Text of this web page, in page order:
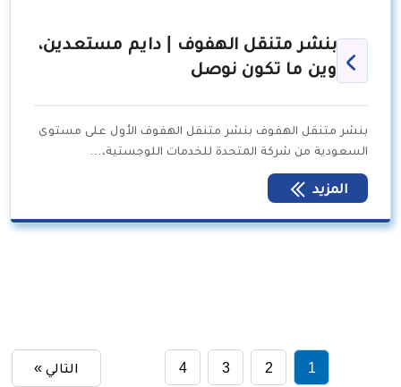
بنشر متنقل الهفوف | دايم مستعدين،
وين ما تكون نوصل
بنشر متنقل الهفوف بنشر متنقل الهفوف الأول على مستوى
السعودية من شركة المتحدة للخدمات اللوجستية،…
المزيد
1
2
3
4 التالي »